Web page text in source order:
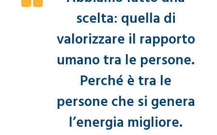
scelta: quella di
valorizzare il rapporto
umano tra le persone.
Perché è tra le
persone che si genera
l’energia migliore.